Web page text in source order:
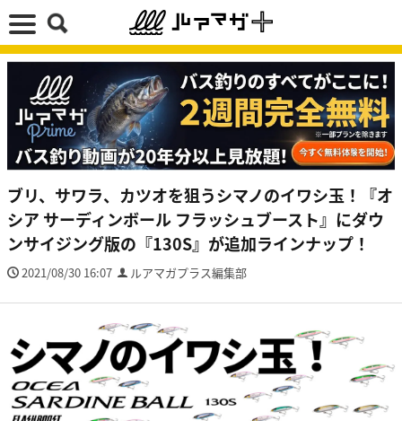
ブリ、サワラ、カツオを狙うシマノのイワシ玉！『オ
シア サーディンボール フラッシュブースト』にダウ
ンサイジング版の『130S』が追加ラインナップ！
2021/08/30 16:07 ルアマガプラス編集部